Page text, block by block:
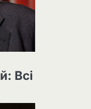
Всі